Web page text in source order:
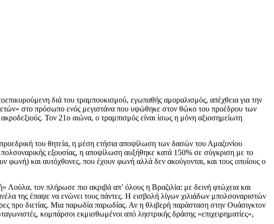
διά του τραμπουκισμού, εγωπαθής αμοραλισμός, απέχθεια για την
στο πρόσωπο ενός μεγιστάνα που υψώθηκε στον θώκο του προέδρου των
Τον 21ο αιώνα, ο τραμπισμός είναι ίσως η μόνη αξιοσημείωτη
του θητεία, η μέση ετήσια αποψίλωση των δασών του Αμαζονίου
εξουσίας, η αποψίλωση αυξήθηκε κατά 150% σε σύγκριση με το
φωνή) και αυτόχθονες, που έχουν φωνή αλλά δεν ακούγονται, και τους οποίους ο
τον πλήρωσε πιο ακριβά απ’ όλους η Βραζιλία: με δεινή φτώχεια και
της έπαψε να ενώνει τους πάντες. Η εισβολή λίγων χιλιάδων μπολσοναριστών
προ διετίας. Μια παρωδία παρωδίας. Αν η θλιβερή παράσταση στην Ουάσιγκτον
κομπάρσοι εκμισθωμένοι από ληστρικής δράσης «επιχειρηματίες»,